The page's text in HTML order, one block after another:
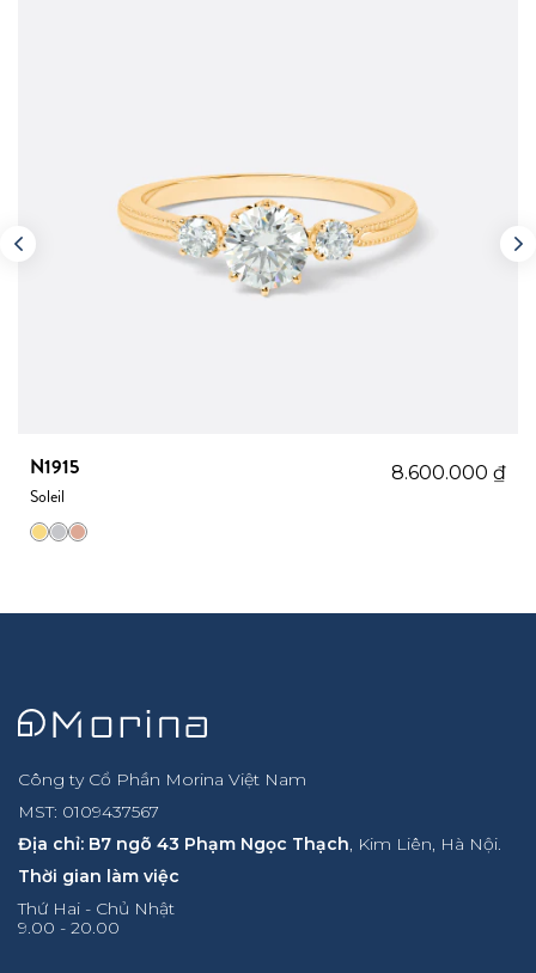
N1915
Soleil
8.600.000 ₫
Công ty Cổ Phần Morina Việt Nam
MST: 0109437567
Địa chỉ: B7 ngõ 43 Phạm Ngọc Thạch, Kim Liên, Hà Nội.
Thời gian làm việc
Thứ Hai - Chủ Nhật
9.00 - 20.00